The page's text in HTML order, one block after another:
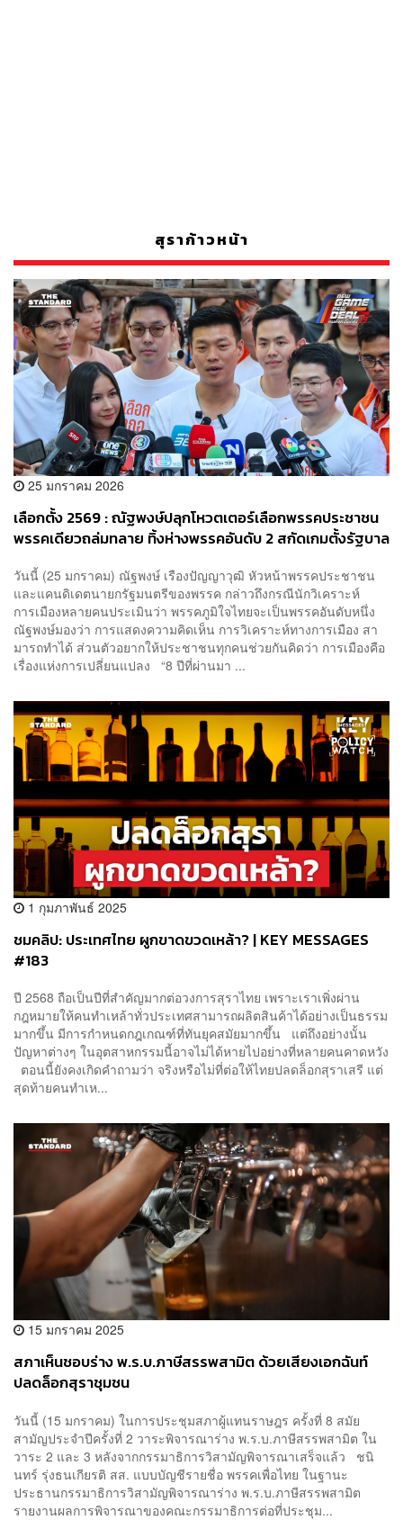
สุราก้าวหน้า
25 มกราคม 2026
เลือกตั้ง 2569 : ณัฐพงษ์ปลุกโหวตเตอร์เลือกพรรคประชาชน
พรรคเดียวถล่มทลาย ทิ้งห่างพรรคอันดับ 2 สกัดเกมตั้งรัฐบาล
วันนี้ (25 มกราคม) ณัฐพงษ์ เรืองปัญญาวุฒิ หัวหน้าพรรคประชาชน
และแคนดิเดตนายกรัฐมนตรีของพรรค กล่าวถึงกรณีนักวิเคราะห์
การเมืองหลายคนประเมินว่า พรรคภูมิใจไทยจะเป็นพรรคอันดับหนึ่ง
ณัฐพงษ์มองว่า การแสดงความคิดเห็น การวิเคราะห์ทางการเมือง สา
มารถทําได้ ส่วนตัวอยากให้ประชาชนทุกคนช่วยกันคิดว่า การเมืองคือ
เรื่องแห่งการเปลี่ยนแปลง “8 ปีที่ผ่านมา ...
1 กุมภาพันธ์ 2025
ชมคลิป: ประเทศไทย ผูกขาดขวดเหล้า? | KEY MESSAGES
#183
ปี 2568 ถือเป็นปีที่สำคัญมากต่อวงการสุราไทย เพราะเราเพิ่งผ่าน
กฎหมายให้คนทำเหล้าทั่วประเทศสามารถผลิตสินค้าได้อย่างเป็นธรรม
มากขึ้น มีการกำหนดกฎเกณฑ์ที่ทันยุคสมัยมากขึ้น แต่ถึงอย่างนั้น
ปัญหาต่างๆ ในอุตสาหกรรมนี้อาจไม่ได้หายไปอย่างที่หลายคนคาดหวัง
ตอนนี้ยังคงเกิดคำถามว่า จริงหรือไม่ที่ต่อให้ไทยปลดล็อกสุราเสรี แต่
สุดท้ายคนทำเห...
15 มกราคม 2025
สภาเห็นชอบร่าง พ.ร.บ.ภาษีสรรพสามิต ด้วยเสียงเอกฉันท์
ปลดล็อกสุราชุมชน
วันนี้ (15 มกราคม) ในการประชุมสภาผู้แทนราษฎร ครั้งที่ 8 สมัย
สามัญประจำปีครั้งที่ 2 วาระพิจารณาร่าง พ.ร.บ.ภาษีสรรพสามิต ใน
วาระ 2 และ 3 หลังจากกรรมาธิการวิสามัญพิจารณาเสร็จแล้ว ชนิ
นทร์ รุ่งธนเกียรติ สส. แบบบัญชีรายชื่อ พรรคเพื่อไทย ในฐานะ
ประธานกรรมาธิการวิสามัญพิจารณาร่าง พ.ร.บ.ภาษีสรรพสามิต
รายงานผลการพิจารณาของคณะกรรมาธิการต่อที่ประชุม...